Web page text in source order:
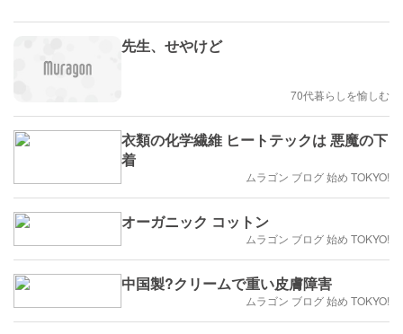
先生、せやけど
70代暮らしを愉しむ
衣類の化学繊維 ヒートテックは 悪魔の下
着
ムラゴン ブログ 始め TOKYO!
オーガニック コットン
ムラゴン ブログ 始め TOKYO!
中国製?クリームで重い皮膚障害
ムラゴン ブログ 始め TOKYO!